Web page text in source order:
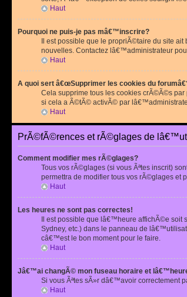
Haut
Pourquoi ne puis-je pas mâ€™inscrire?
Il est possible que le propriÃ©taire du site
nouvelles. Contactez lâ€™administrateur
Haut
A quoi sert â€œSupprimer les cookies du
Cela supprime tous les cookies crÃ©Ã©s
si cela a Ã©tÃ© activÃ© par
Haut
PrÃ©fÃ©rences et rÃ©glages de
Comment modifier mes rÃ©glages?
Tous vos rÃ©glages (si vous Ãªtes inscrit)
permettra de modifier tous vos rÃ©glages et
Haut
Les heures ne sont pas correctes!
Il est possible que lâ€™heure affichÃ©e soit
Sydney, etc.) dans le panneau de
câ€™est le bon moment pour le faire.
Haut
Jâ€™ai changÃ© mon fuseau horaire et
Si vous Ãªtes sÃ»r dâ€™avoir
Haut